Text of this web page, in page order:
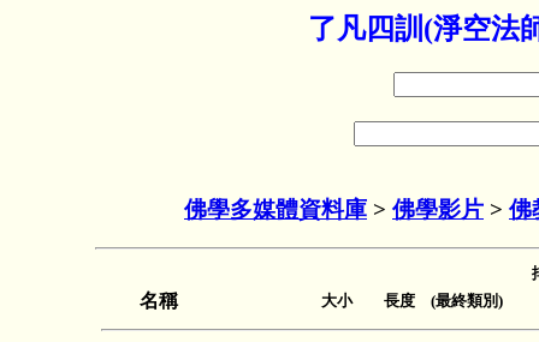
了凡四訓(淨空法
佛學多媒體資料庫 > 佛學影片 > 佛
名稱 大小 長度 (最終類別)